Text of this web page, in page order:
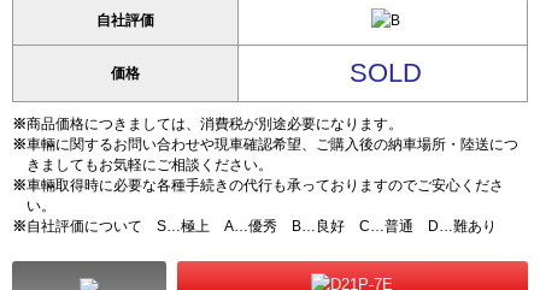
自社評価
価格 SOLD
※商品価格につきましては、消費税が別途必要になります。
※車輛に関するお問い合わせや現車確認希望、ご購入後の納車場所・陸送につ
きましてもお気軽にご相談ください。
※車輛取得時に必要な各種手続きの代行も承っておりますのでご安心くださ
い。
※自社評価について S…極上 A…優秀 B…良好 C…普通 D…難あり